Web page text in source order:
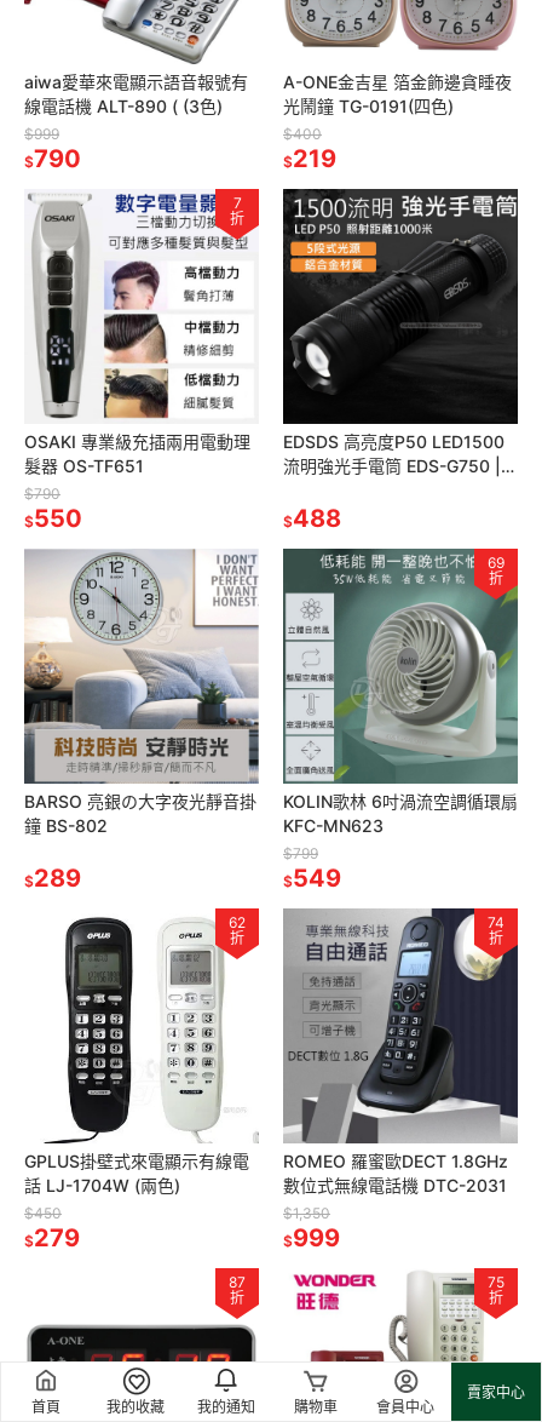
首頁 我的收藏 我的通知 購物車 會員中心
賣家中心
aiwa愛華來電顯示語音報號有
線電話機 ALT-890 ( (3色)
$999
$790
A-ONE金吉星 箔金飾邊貪睡夜
光鬧鐘 TG-0191(四色)
$400
$219
7
折
OSAKI 專業級充插兩用電動理
髮器 OS-TF651
$790
$550
EDSDS 高亮度P50 LED1500
流明強光手電筒 EDS-G750 |筆
$488
BARSO 亮銀の大字夜光靜音掛
鐘 BS-802
$289
69
折
KOLIN歌林 6吋渦流空調循環扇
KFC-MN623
$799
$549
62
折
GPLUS掛壁式來電顯示有線電
話 LJ-1704W (兩色)
$450
$279
74
折
ROMEO 羅蜜歐DECT 1.8GHz
數位式無線電話機 DTC-2031
$1,350
$999
87
折
75
折